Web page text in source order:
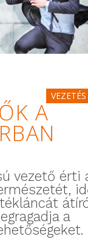
A
vezető érti
a